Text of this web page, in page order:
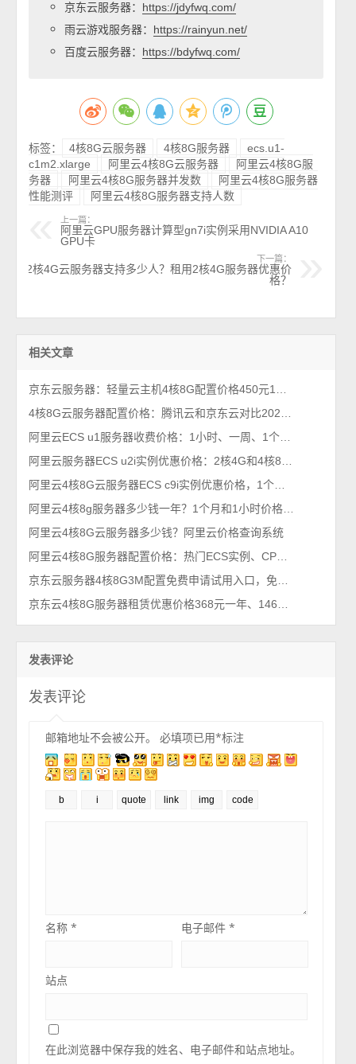
京东云服务器： https://jdyfwq.com/
雨云游戏服务器： https://rainyun.net/
百度云服务器： https://bdyfwq.com/
标签： 4核8G云服务器 4核8G服务器
ecs.u1-
c1m2.xlarge
阿里云4核8G云服务器
阿里云4核8G服
务器
阿里云4核8G服务器并发数
阿里云4核8G服务器
性能测评
阿里云4核8G服务器支持人数
上一篇：
阿里云GPU服务器计算型gn7i实例采用NVIDIA A10
GPU卡
下一篇：
2核4G云服务器支持多少人？租用2核4G服务器优惠价
格？
相关文章
京东云服务器：轻量云主机4核8G配置价格450元1年、1798元3年
4核8G云服务器配置价格：腾讯云和京东云对比2026年最新
阿里云ECS u1服务器收费价格：1小时、一周、1个月、一年和几年收费价格表
阿里云服务器ECS u2i实例优惠价格：2核4G和4核8G收费报价单
阿里云4核8G云服务器ECS c9i实例优惠价格，1个月和一年收费价格
阿里云4核8g服务器多少钱一年？1个月和1小时价格，省钱购买方法分享
阿里云4核8G云服务器多少钱？阿里云价格查询系统
阿里云4核8G服务器配置价格：热门ECS实例、CPU型号及参考价格
京东云服务器4核8G3M配置免费申请试用入口，免费及收费规则说明
京东云4核8G服务器租赁优惠价格368元一年、1468元3年，5M带宽
发表评论
发表评论
邮箱地址不会被公开。 必填项已用*标注
名称* 电子邮件*
站点
在此浏览器中保存我的姓名、电子邮件和站点地址。